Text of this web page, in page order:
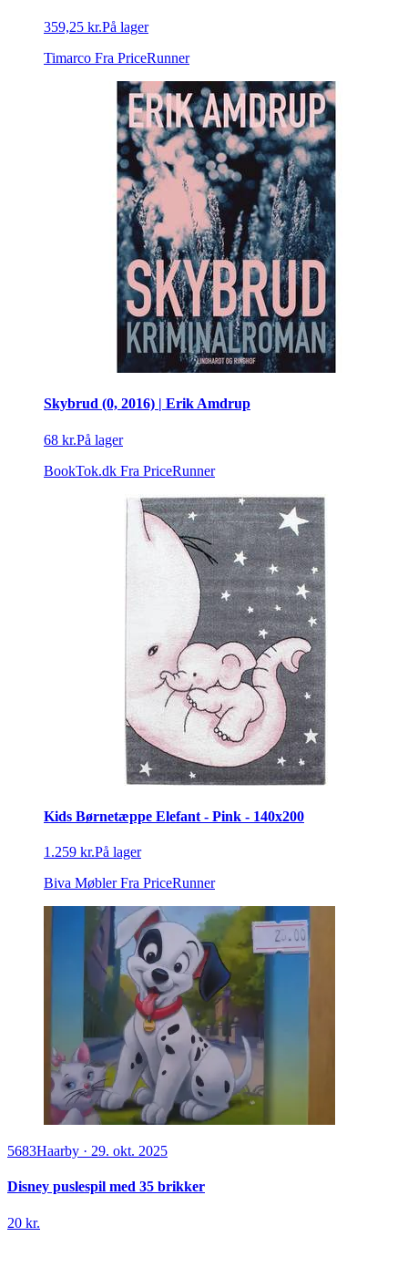
359,25 kr.På lager
Timarco Fra PriceRunner
Skybrud (0, 2016) | Erik Amdrup
68 kr.På lager
BookTok.dk Fra PriceRunner
Kids Børnetæppe Elefant - Pink - 140x200
1.259 kr.På lager
Biva Møbler Fra PriceRunner
5683Haarby · 29. okt. 2025
Disney puslespil med 35 brikker
20 kr.